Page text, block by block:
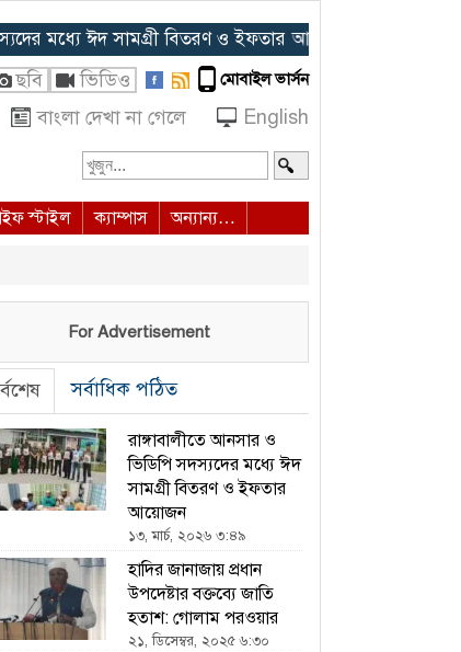
ঈদ সামগ্রী বিতরণ ও ইফতার আয়োজন ◈ হাদির জানাজায়
মোবাইল ভার্সন
ভিডিও
ছবি
English
বাংলা দেখা না গেলে
স্টাইল ক্যাম্পাস অন্যান্য…
For Advertisement
সর্বাধিক পঠিত
রাঙ্গাবালীতে আনসার ও
ভিডিপি সদস্যদের মধ্যে ঈদ
সামগ্রী বিতরণ ও ইফতার
আয়োজন
১৩, মার্চ, ২০২৬ ৩:৪৯
হাদির জানাজায় প্রধান
উপদেষ্টার বক্তব্যে জাতি
হতাশ: গোলাম পরওয়ার
২১, ডিসেম্বর, ২০২৫ ৬:৩০